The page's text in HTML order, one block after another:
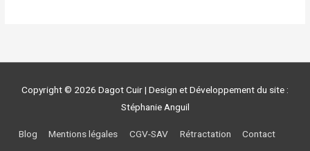
Copyright © 2026 Dagot Cuir| Design et Développement du site :
Stéphanie Anguil
Blog Mentions légales CGV-SAV Rétractation Contact